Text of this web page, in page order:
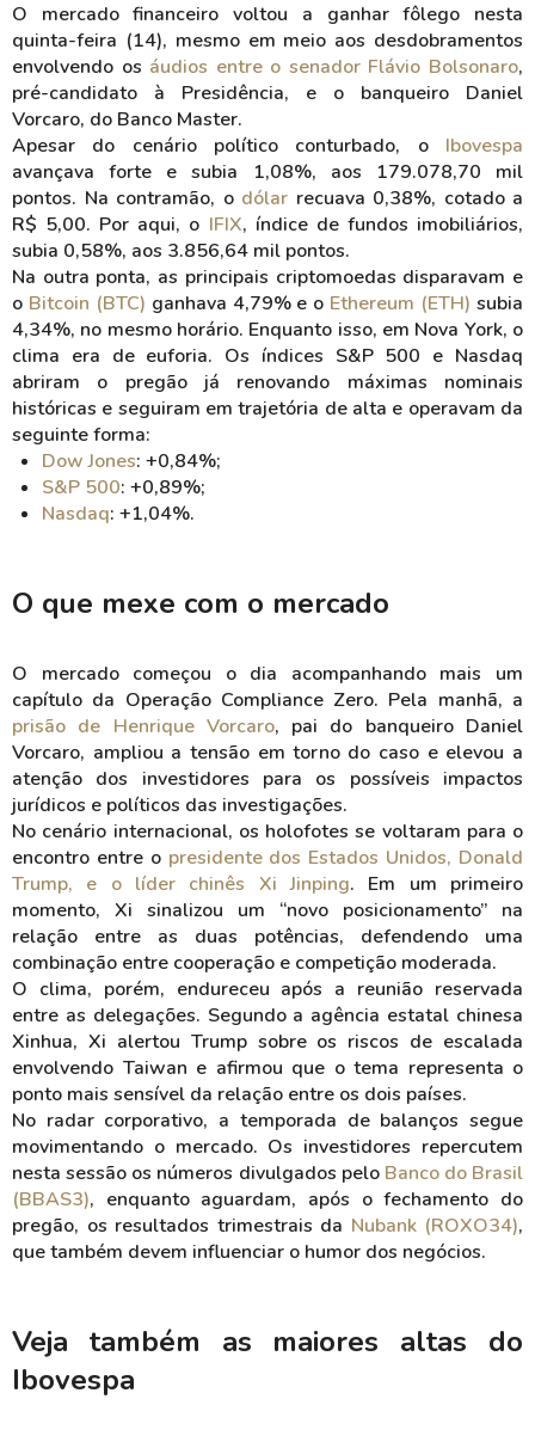
O mercado financeiro voltou a ganhar fôlego nesta
quinta-feira (14), mesmo em meio aos desdobramentos
envolvendo os áudios entre o senador Flávio Bolsonaro,
pré-candidato à Presidência, e o banqueiro Daniel
Vorcaro, do Banco Master.
Apesar do cenário político conturbado, o Ibovespa
avançava forte e subia 1,08%, aos 179.078,70 mil
pontos. Na contramão, o dólar recuava 0,38%, cotado a
R$ 5,00. Por aqui, o IFIX, índice de fundos imobiliários,
subia 0,58%, aos 3.856,64 mil pontos.
Na outra ponta, as principais criptomoedas disparavam e
o Bitcoin (BTC) ganhava 4,79% e o Ethereum (ETH) subia
4,34%, no mesmo horário. Enquanto isso, em Nova York, o
clima era de euforia. Os índices S&P 500 e Nasdaq
abriram o pregão já renovando máximas nominais
históricas e seguiram em trajetória de alta e operavam da
seguinte forma:
Dow Jones: +0,84%;
S&P 500: +0,89%;
Nasdaq: +1,04%.
O que mexe com o mercado
O mercado começou o dia acompanhando mais um
capítulo da Operação Compliance Zero. Pela manhã, a
prisão de Henrique Vorcaro, pai do banqueiro Daniel
Vorcaro, ampliou a tensão em torno do caso e elevou a
atenção dos investidores para os possíveis impactos
jurídicos e políticos das investigações.
No cenário internacional, os holofotes se voltaram para o
encontro entre o presidente dos Estados Unidos, Donald
Trump, e o líder chinês Xi Jinping. Em um primeiro
momento, Xi sinalizou um “novo posicionamento” na
relação entre as duas potências, defendendo uma
combinação entre cooperação e competição moderada.
O clima, porém, endureceu após a reunião reservada
entre as delegações. Segundo a agência estatal chinesa
Xinhua, Xi alertou Trump sobre os riscos de escalada
envolvendo Taiwan e afirmou que o tema representa o
ponto mais sensível da relação entre os dois países.
No radar corporativo, a temporada de balanços segue
movimentando o mercado. Os investidores repercutem
nesta sessão os números divulgados pelo Banco do Brasil
(BBAS3), enquanto aguardam, após o fechamento do
pregão, os resultados trimestrais da Nubank (ROXO34),
que também devem influenciar o humor dos negócios.
Veja também as maiores altas do
Ibovespa